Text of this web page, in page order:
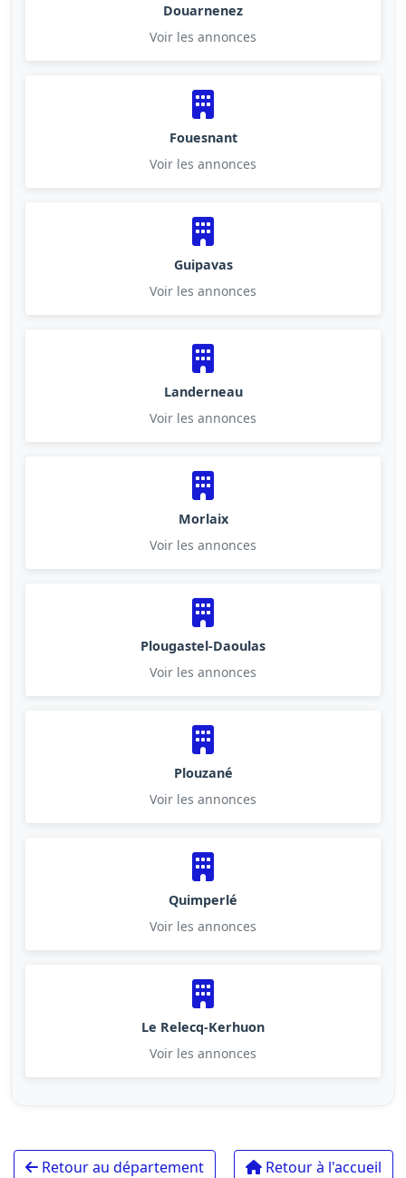
Douarnenez
Voir les annonces
Fouesnant
Voir les annonces
Guipavas
Voir les annonces
Landerneau
Voir les annonces
Morlaix
Voir les annonces
Plougastel-Daoulas
Voir les annonces
Plouzané
Voir les annonces
Quimperlé
Voir les annonces
Le Relecq-Kerhuon
Voir les annonces
Retour au département Retour à l'accueil